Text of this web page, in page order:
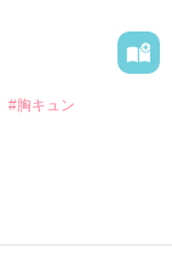
#胸キュン